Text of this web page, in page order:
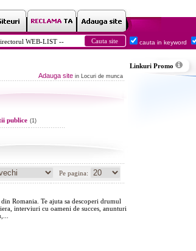
cauta in keyword
Adauga sitein Locuri de munca
publice (1)
Pe pagina:
Romania. Te ajuta sa descoperi drumul
interviuri cu oameni de succes, anunturi
Linkuri Promo